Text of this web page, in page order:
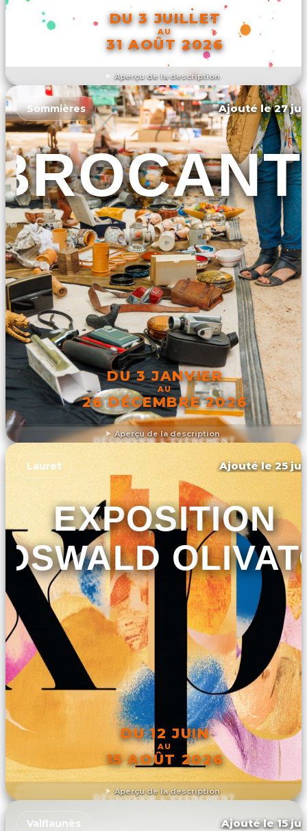
Aperçu de la description
DU 3 JUILLET
AU
31 AOÛT 2026
DÉCOUVRIR L'ÉVÉNEMENT
Aperçu de la description
Sommières Ajouté le 27
DU 3 JANVIER
AU
26 DÉCEMBRE 2026
DÉCOUVRIR L'ÉVÉNEMENT
Aperçu de la description
Lauret Ajouté le 25
EXPOSITION
OSWALD
DU 12 JUIN
AU
15 AOÛT 2026
DÉCOUVRIR L'ÉVÉNEMENT
Valflaunès Ajouté le 15